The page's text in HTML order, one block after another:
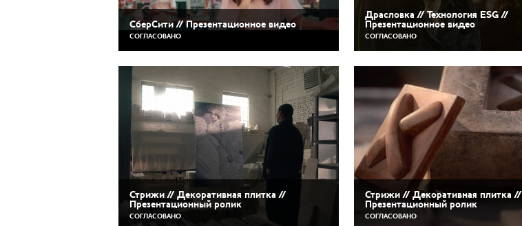
CберСити // Презентационное видео
СОГЛАСОВАНО
Драсловка // Технология ESG //
Презентационное видео
СОГЛАСОВАНО
Стрижи // Декоративная плитка //
Презентационный ролик
СОГЛАСОВАНО
Стрижи // Декоративная плитка //
Презентационный ролик
СОГЛАСОВАНО